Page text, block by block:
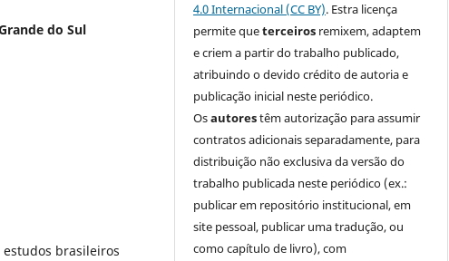
do Sul
estudos brasileiros
4.0 Internacional (CC BY). Estra licença
permite queterceiros remixem, adaptem
e criem a partir do trabalho publicado,
atribuindo o devido crédito de autoria e
publicação inicial neste periódico.
Osautorestêm autorização para assumir
contratos adicionais separadamente, para
distribuição não exclusiva da versão do
trabalho publicada neste periódico (ex.:
publicar em repositório institucional, em
site pessoal, publicar uma tradução, ou
como capítulo de livro), com